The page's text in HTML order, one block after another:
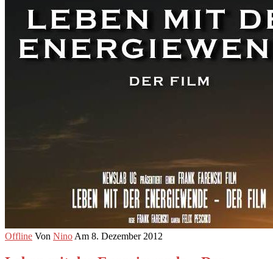
Offline Von NinoAm 8. Dezember 2012